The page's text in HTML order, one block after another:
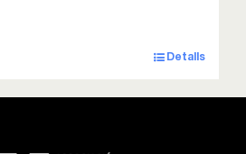
Detalls